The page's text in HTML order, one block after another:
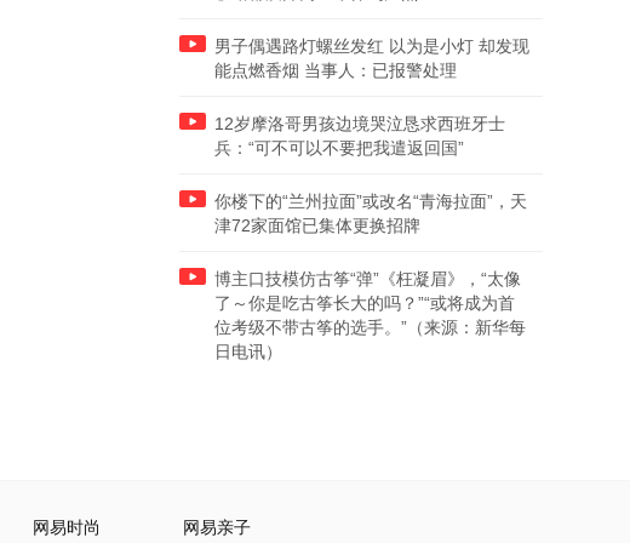
男子偶遇路灯螺丝发红 以为是小灯 却发现
能点燃香烟 当事人：已报警处理
12岁摩洛哥男孩边境哭泣恳求西班牙士
兵：“可不可以不要把我遣返回国”
你楼下的“兰州拉面”或改名“青海拉面”，天
津72家面馆已集体更换招牌
博主口技模仿古筝“弹”《枉凝眉》，“太像
了～你是吃古筝长大的吗？”“或将成为首
位考级不带古筝的选手。”（来源：新华每
日电讯）
网易时尚 网易亲子